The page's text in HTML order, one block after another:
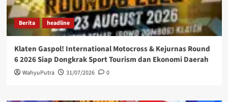
Berita headline
Klaten Gaspol! International Motocross & Kejurnas Round
6 2026 Siap Dongkrak Sport Tourism dan Ekonomi Daerah
WahyuPutra 31/07/2026 0